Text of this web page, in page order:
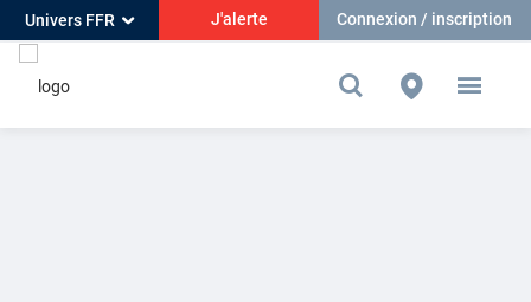
Univers FFR J'alerte Connexion / inscription